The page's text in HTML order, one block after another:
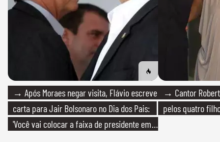
→ Após Moraes negar visita, Flávio escreve
carta para Jair Bolsonaro no Dia dos Pais:
'Você vai colocar a faixa de presidente em
→ Cantor
pelos quatro